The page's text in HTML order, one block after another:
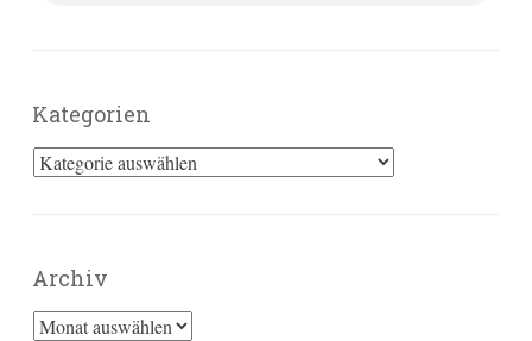
Kategorien
Kategorien
Archiv
Archiv